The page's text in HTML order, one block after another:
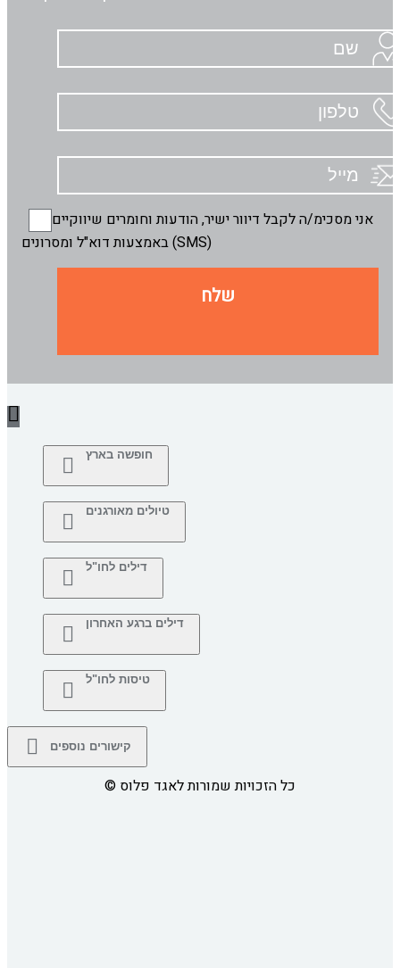
אני מסכימ/ה לקבל דיוור ישיר, הודעות וחומרים שיווקיים
באמצעות דוא"ל ומסרונים (SMS)
שלח
חופשה בארץ
טיולים מאורגנים
דילים לחו"ל
דילים ברגע האחרון
טיסות לחו"ל
קישורים נוספים
© כל הזכויות שמורות לאגד פלוס